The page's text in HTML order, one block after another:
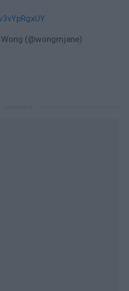
(@wongmjane)